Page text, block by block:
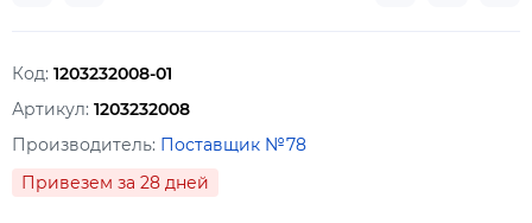
Код: 1203232008-01
Артикул: 1203232008
Производитель: Поставщик №78
Привезем за 28 дней